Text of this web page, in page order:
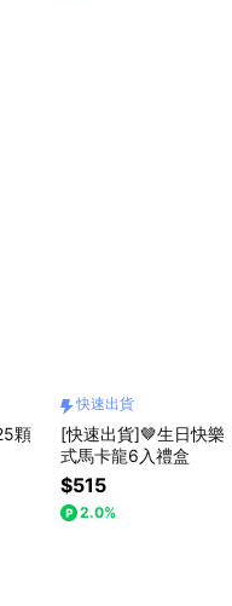
顆
快速出貨
[快速出貨]🤎生日快
式馬卡龍6入禮盒
$515
2.0%